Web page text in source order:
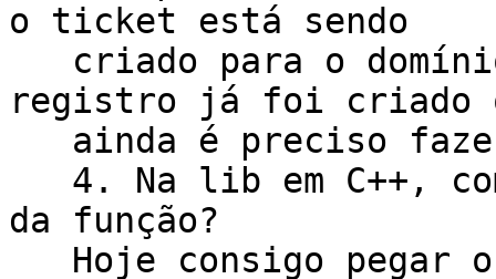
o ticket está sendo
registro já foi criado
da função?